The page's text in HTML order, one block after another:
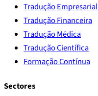
Tradução Empresarial
Tradução Financeira
Tradução Médica
Tradução Científica
Formação Contínua
Sectores